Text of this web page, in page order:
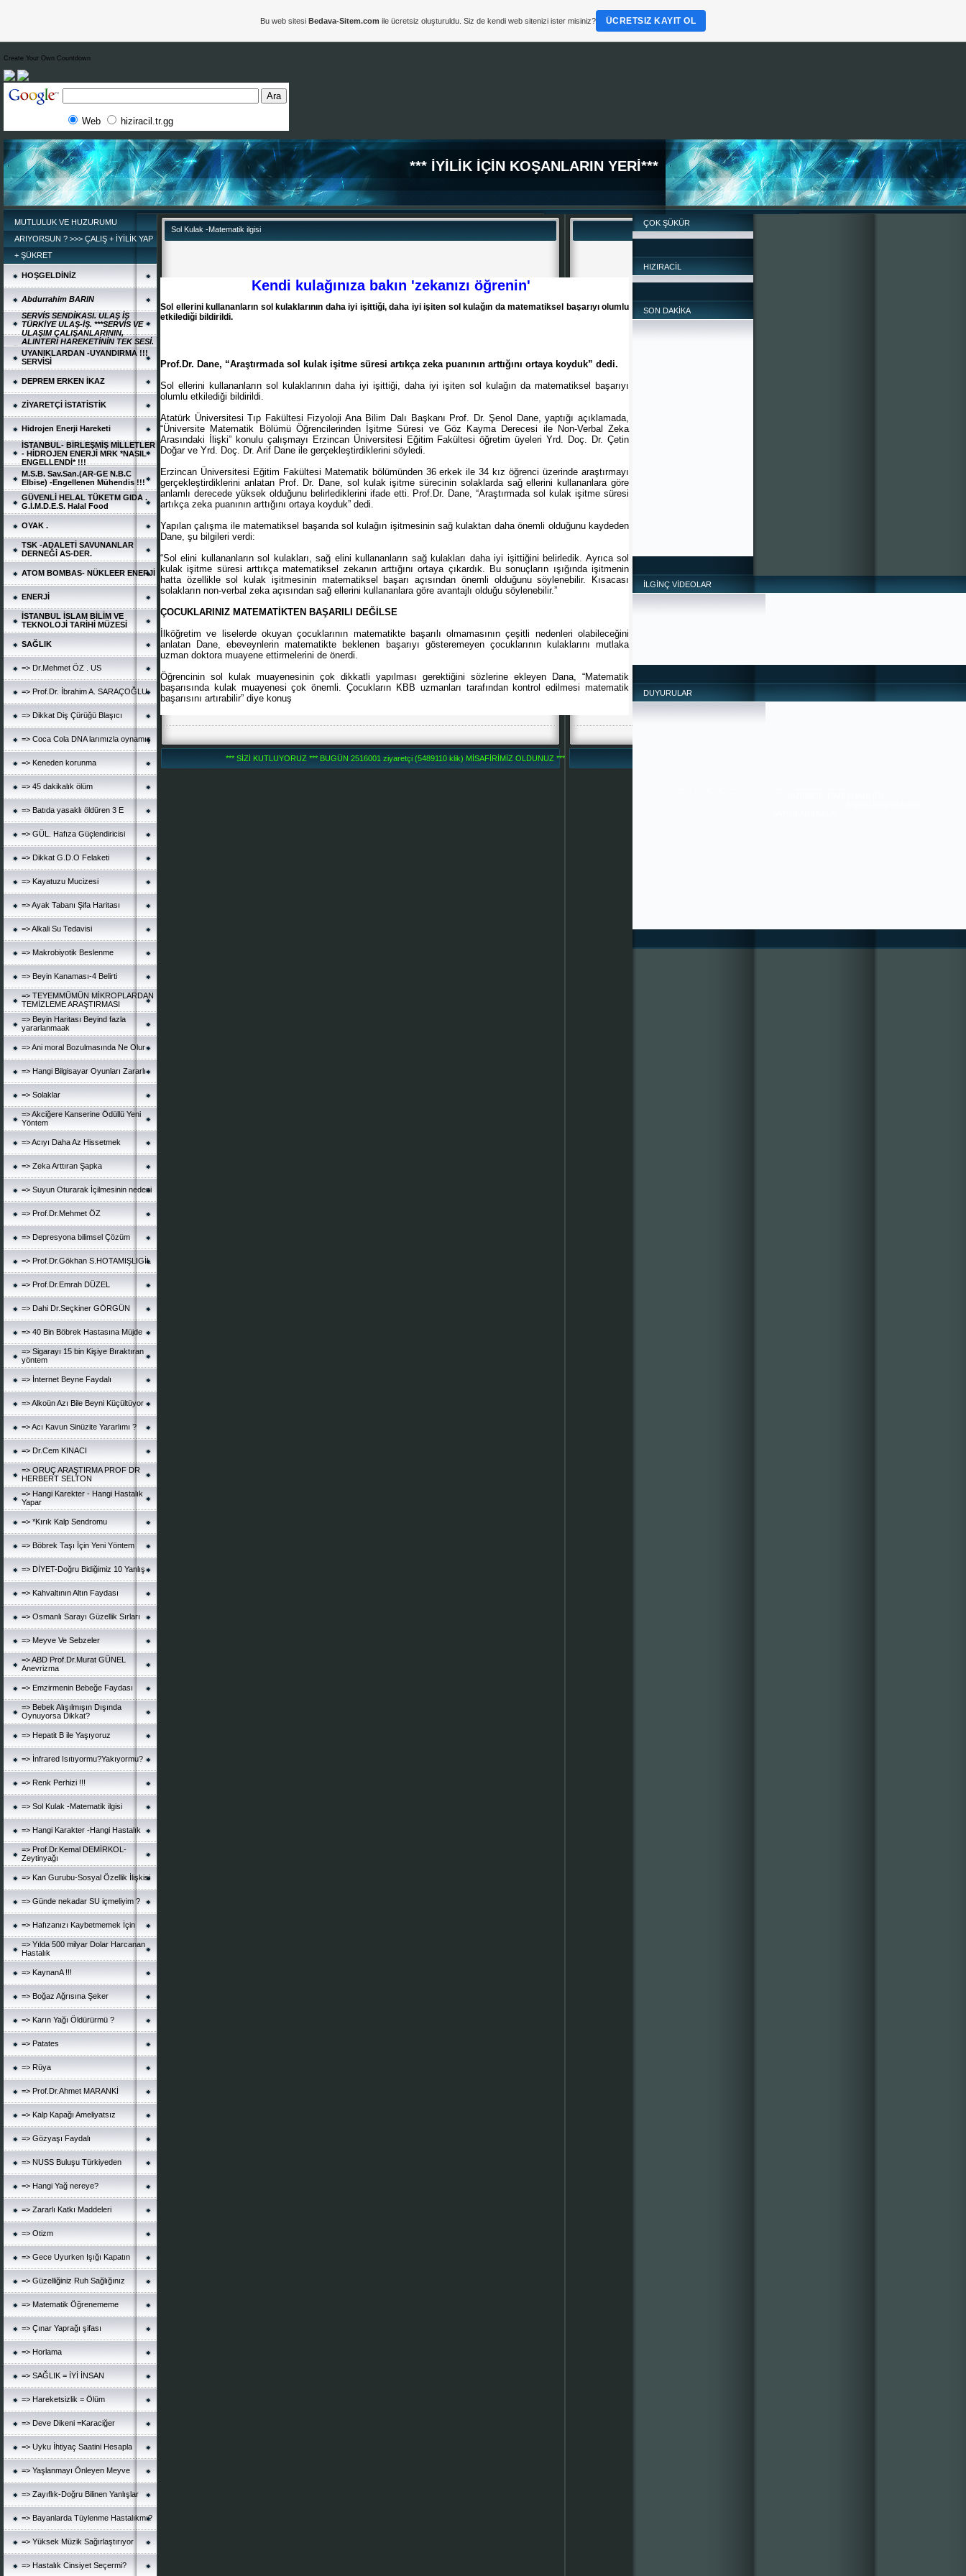
Create Your Own Countdown
Web hiziracil.tr.gg
*** İYİLİK İÇİN KOŞANLARIN YERİ***
MUTLULUK VE HUZURUMU
ARIYORSUN ? >>> ÇALIŞ + İYİLİK YAP
+ ŞÜKRET
HOŞGELDİNİZ
Abdurrahim BARIN
SERVİS SENDİKASI. ULAŞ İŞ
TÜRKİYE ULAŞ-İŞ. ***SERVİS VE
ULAŞIM ÇALIŞANLARININ,
ALINTERİ HAREKETİNİN TEK SESİ.
UYANIKLARDAN -UYANDIRMA !!!
SERVİSİ
DEPREM ERKEN İKAZ
ZİYARETÇİ İSTATİSTİK
Hidrojen Enerji Hareketi
İSTANBUL- BİRLEŞMİŞ MİLLETLER
- HİDROJEN ENERJİ MRK *NASIL
ENGELLENDİ* !!!
M.S.B. Sav.San.(AR-GE N.B.C
Elbise) -Engellenen Mühendis !!!
GÜVENLİ HELAL TÜKETM GIDA .
G.İ.M.D.E.S. Halal Food
OYAK .
TSK -ADALETİ SAVUNANLAR
DERNEĞİ AS-DER.
ATOM BOMBAS- NÜKLEER ENERJİ
ENERJİ
İSTANBUL İSLAM BİLİM VE
TEKNOLOJİ TARİHİ MÜZESİ
SAĞLIK
=> Dr.Mehmet ÖZ . US
=> Prof.Dr. İbrahim A. SARAÇOĞLU
=> Dikkat Diş Çürüğü Blaşıcı
=> Coca Cola DNA larımızla oynamış
=> Keneden korunma
=> 45 dakikalık ölüm
=> Batıda yasaklı öldüren 3 E
=> GÜL. Hafıza Güçlendiricisi
=> Dikkat G.D.O Felaketi
=> Kayatuzu Mucizesi
=> Ayak Tabanı Şifa Haritası
=> Alkali Su Tedavisi
=> Makrobiyotik Beslenme
=> Beyin Kanaması-4 Belirti
=> TEYEMMÜMÜN MİKROPLARDAN
TEMİZLEME ARAŞTIRMASI
=> Beyin Haritası Beyind fazla
yararlanmaak
=> Ani moral Bozulmasında Ne Olur
=> Hangi Bilgisayar Oyunları Zararlı
=> Solaklar
=> Akciğere Kanserine Ödüllü Yeni
Yöntem
=> Acıyı Daha Az Hissetmek
=> Zeka Arttıran Şapka
=> Suyun Oturarak İçilmesinin nedeni
=> Prof.Dr.Mehmet ÖZ
=> Depresyona bilimsel Çözüm
=> Prof.Dr.Gökhan S.HOTAMIŞLIGİL
=> Prof.Dr.Emrah DÜZEL
=> Dahi Dr.Seçkiner GÖRGÜN
=> 40 Bin Böbrek Hastasına Müjde
=> Sigarayı 15 bin Kişiye Bıraktıran
yöntem
=> İnternet Beyne Faydalı
=> Alkoün Azı Bile Beyni Küçültüyor
=> Acı Kavun Sinüzite Yararlımı ?
=> Dr.Cem KINACI
=> ORUÇ ARAŞTIRMA PROF DR
HERBERT SELTON
=> Hangi Karekter - Hangi Hastalık
Yapar
=> *Kırık Kalp Sendromu
=> Böbrek Taşı İçin Yeni Yöntem
=> DİYET-Doğru Bidiğimiz 10 Yanlış
=> Kahvaltının Altın Faydası
=> Osmanlı Sarayı Güzellik Sırları
=> Meyve Ve Sebzeler
=> ABD Prof.Dr.Murat GÜNEL
Anevrizma
=> Emzirmenin Bebeğe Faydası
=> Bebek Alışılmışın Dışında
Oynuyorsa Dikkat?
=> Hepatit B ile Yaşıyoruz
=> İnfrared Isıtıyormu?Yakıyormu?
=> Renk Perhizi !!!
=> Sol Kulak -Matematik ilgisi
=> Hangi Karakter -Hangi Hastalık
=> Prof.Dr.Kemal DEMİRKOL-
Zeytinyağı
=> Kan Gurubu-Sosyal Özellik İlişkisi
=> Günde nekadar SU içmeliyim ?
=> Hafızanızı Kaybetmemek İçin
=> Yılda 500 milyar Dolar Harcanan
Hastalık
=> KaynanA !!!
=> Boğaz Ağrısına Şeker
=> Karın Yağı Öldürürmü ?
=> Patates
=> Rüya
=> Prof.Dr.Ahmet MARANKİ
=> Kalp Kapağı Ameliyatsız
=> Gözyaşı Faydalı
=> NUSS Buluşu Türkiyeden
=> Hangi Yağ nereye?
=> Zararlı Katkı Maddeleri
=> Otizm
=> Gece Uyurken Işığı Kapatın
=> Güzelliğiniz Ruh Sağlığınız
=> Matematik Öğrenememe
=> Çınar Yaprağı şifası
=> Horlama
=> SAĞLIK = İYİ İNSAN
=> Hareketsizlik = Ölüm
=> Deve Dikeni =Karaciğer
=> Uyku İhtiyaç Saatini Hesapla
=> Yaşlanmayı Önleyen Meyve
=> Zayıflık-Doğru Bilinen Yanlışlar
=> Bayanlarda Tüylenme Hastalıkmı?
=> Yüksek Müzik Sağırlaştırıyor
=> Hastalık Cinsiyet Seçermi?
Sol Kulak -Matematik ilgisi
Kendi kulağınıza bakın 'zekanızı öğrenin'
Sol ellerini kullananların sol kulaklarının daha iyi işittiği, daha iyi işiten sol kulağın da matematiksel başarıyı olumlu
etkilediği bildirildi.
Prof.Dr. Dane, “Araştırmada sol kulak işitme süresi artıkça zeka puanının arttığını ortaya koyduk” dedi.
Sol ellerini kullananların sol kulaklarının daha iyi işittiği, daha iyi işiten sol kulağın da matematiksel başarıyı
olumlu etkilediği bildirildi.
Atatürk Üniversitesi Tıp Fakültesi Fizyoloji Ana Bilim Dalı Başkanı Prof. Dr. Şenol Dane, yaptığı açıklamada,
“Üniversite Matematik Bölümü Öğrencilerinden İşitme Süresi ve Göz Kayma Derecesi ile Non-Verbal Zeka
Arasındaki İlişki” konulu çalışmayı Erzincan Üniversitesi Eğitim Fakültesi öğretim üyeleri Yrd. Doç. Dr. Çetin
Doğar ve Yrd. Doç. Dr. Arif Dane ile gerçekleştirdiklerini söyledi.
Erzincan Üniversitesi Eğitim Fakültesi Matematik bölümünden 36 erkek ile 34 kız öğrenci üzerinde araştırmayı
gerçekleştirdiklerini anlatan Prof. Dr. Dane, sol kulak işitme sürecinin solaklarda sağ ellerini kullananlara göre
anlamlı derecede yüksek olduğunu belirlediklerini ifade etti. Prof.Dr. Dane, “Araştırmada sol kulak işitme süresi
artıkça zeka puanının arttığını ortaya koyduk” dedi.
Yapılan çalışma ile matematiksel başarıda sol kulağın işitmesinin sağ kulaktan daha önemli olduğunu kaydeden
Dane, şu bilgileri verdi:
“Sol elini kullananların sol kulakları, sağ elini kullananların sağ kulakları daha iyi işittiğini belirledik. Ayrıca sol
kulak işitme süresi arttıkça matematiksel zekanın arttığını ortaya çıkardık. Bu sonuçların ışığında işitmenin
hatta özellikle sol kulak işitmesinin matematiksel başarı açısından önemli olduğunu söylenebilir. Kısacası
solakların non-verbal zeka açısından sağ ellerini kullananlara göre avantajlı olduğu söylenebilir.”
ÇOCUKLARINIZ MATEMATİKTEN BAŞARILI DEĞİLSE
İlköğretim ve liselerde okuyan çocuklarının matematikte başarılı olmamasının çeşitli nedenleri olabileceğini
anlatan Dane, ebeveynlerin matematikte beklenen başarıyı gösteremeyen çocuklarının kulaklarını mutlaka
uzman doktora muayene ettirmelerini de önerdi.
Öğrencinin sol kulak muayenesinin çok dikkatli yapılması gerektiğini sözlerine ekleyen Dana, “Matematik
başarısında kulak muayenesi çok önemli. Çocukların KBB uzmanları tarafından kontrol edilmesi matematik
başarısını artırabilir” diye konuş
*** SİZİ KUTLUYORUZ *** BUGÜN 2516001 ziyaretçi (5489110 klik) MİSAFİRİMİZ OLDUNUZ ***
ÇOK ŞÜKÜR
HIZIRACİL
SON DAKİKA
İLGİNÇ VİDEOLAR
DUYURULAR
Bu web sitesi Bedava-Sitem.com ile ücretsiz oluşturuldu. Siz de kendi web sitenizi ister misiniz? ÜCRETSIZ KAYIT OL